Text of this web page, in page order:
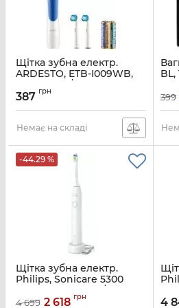
Щітка зубна електр.
ARDESTO, ETB-I009WB,
4,5т. колив/хв, насадок-3,
IPX4, білий+синій
Артикул: ETB-I009WB
387 грн
Немає на складі
BL,
399
-44.29 %
Щітка зубна електр.
Philips, Sonicare 5300
Series, 62т. колив/хв,
насадок-1, білий
4 699 2 618 грн 4